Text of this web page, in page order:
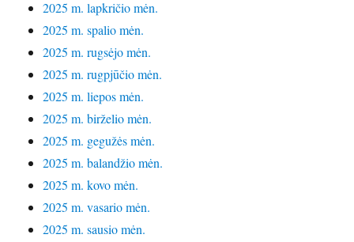
2025 m. lapkričio mėn.
2025 m. spalio mėn.
2025 m. rugsėjo mėn.
2025 m. rugpjūčio mėn.
2025 m. liepos mėn.
2025 m. birželio mėn.
2025 m. gegužės mėn.
2025 m. balandžio mėn.
2025 m. kovo mėn.
2025 m. vasario mėn.
2025 m. sausio mėn.